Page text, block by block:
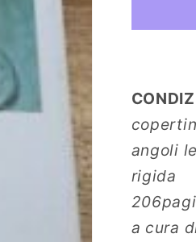
angoli
rigida
a cura